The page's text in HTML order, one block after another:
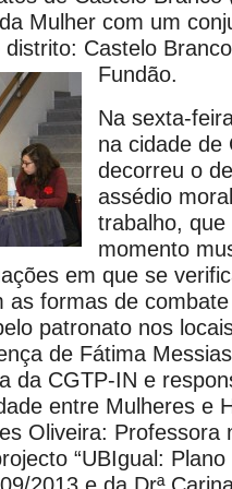
Mulher com um
Castelo
Fundão.
Na sexta-
na cidade de
decorreu o
assédio
trabalho,
momento
em que se
as formas de
patronato nos
de Fátima
da CGTP-IN e
entre Mulheres e
Oliveira: Professora
“UBIgual: